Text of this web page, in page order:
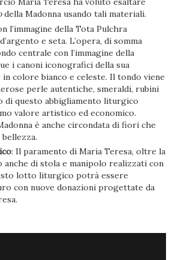
della Madonna usando tali materiali.
l’immagine della Tota Pulchra
e seta. L’opera, di somma
centrale con l’immagine della
i canoni iconografici della sua
colore bianco e celeste. Il tondo viene
perle autentiche, smeraldi, rubini
di questo abbigliamento liturgico
valore artistico ed economico.
è anche circondata di fiori che
: Il paramento di Maria Teresa, oltre la
anche di stola e manipolo realizzati con
lotto liturgico potrà essere
con nuove donazioni progettate da